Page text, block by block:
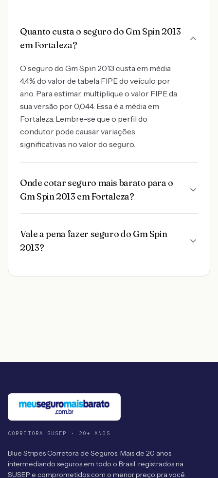
Quanto custa o seguro do Gm Spin 2013
em Fortaleza?
O seguro do Gm Spin 2013 custa em média
4.4% do valor de tabela FIPE do veículo por
ano. Para estimar, multiplique o valor FIPE da
sua versão por 0,044. Essa é a média em
Fortaleza. Lembre-se que o perfil do
condutor pode causar variações
significativas no valor do seguro.
Onde cotar seguro mais barato para o
Gm Spin 2013 em Fortaleza?
Vale a pena fazer seguro do Gm Spin
2013?
CORRETORA SUSEP · 20+ ANOS
Blue Stripes Corretora de Seguros. Mais de 20 anos
intermediando seguros em todo o Brasil, registrados na
SUSEP e comprometidos com o menor preço pra você.